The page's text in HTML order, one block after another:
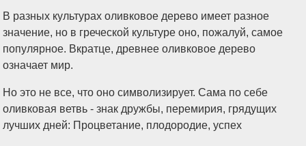
В разных культурах оливковое дерево имеет разное
значение, но в греческой культуре оно, пожалуй, самое
популярное. Вкратце, древнее оливковое дерево
означает мир.
Но это не все, что оно символизирует. Сама по себе
оливковая ветвь - знак дружбы, перемирия, грядущих
лучших дней: Процветание, плодородие, успех